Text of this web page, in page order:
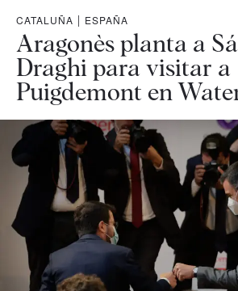
CATALUÑA | ESPAÑA
Aragonès planta a
Draghi para visitar a
Puigdemont en